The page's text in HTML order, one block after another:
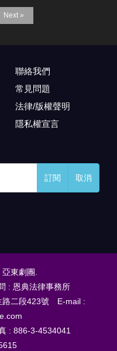
Next »
聯絡我們
常見問題
法律/版權聲明
隱私權宣言
訂閱 取消
東劇團.
: 恩典法律事務所
路二段423號 E-mail :
: 886-3-4534041